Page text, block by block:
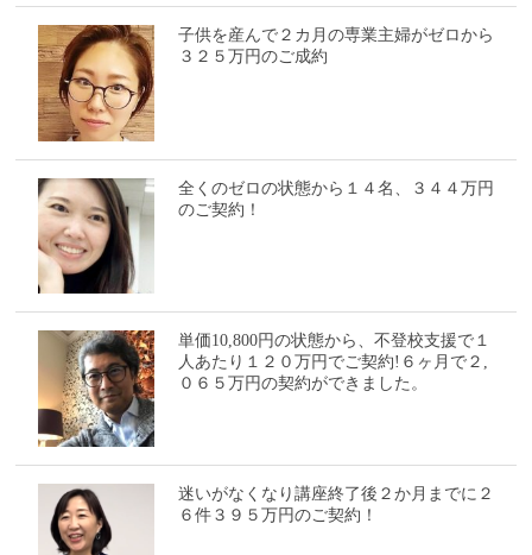
子供を産んで２カ月の専業主婦がゼロから
３２５万円のご成約
全くのゼロの状態から１４名、３４４万円
のご契約！
単価10,800円の状態から、不登校支援で１
人あたり１２０万円でご契約!６ヶ月で２,
０６５万円の契約ができました。
迷いがなくなり講座終了後２か月までに２
６件３９５万円のご契約！